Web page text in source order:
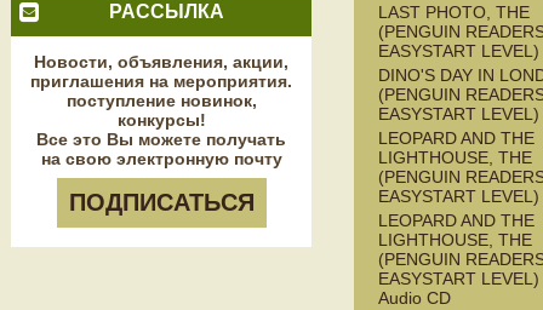
РАССЫЛКА
Новости, объявления, акции,
приглашения на мероприятия.
поступление новинок,
конкурсы!
Все это Вы можете получать
на свою электронную почту
ПОДПИСАТЬСЯ
LAST PHOTO, THE
(PENGUIN
EASYSTART
DINO'S DAY IN
(PENGUIN
EASYSTART
LEOPARD AND THE
LIGHTHOUSE, THE
(PENGUIN
EASYSTART
LEOPARD AND THE
LIGHTHOUSE, THE
(PENGUIN
EASYSTART
Audio CD